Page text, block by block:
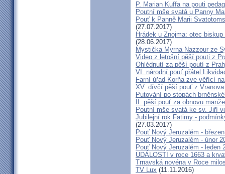
P. Marian Kuffa na pouti
Poutní mše svatá u Panny
Pouť k Panně Marii
(27.07.2017)
Hrádek u Znojma: otec
(28.06.2017)
Mystička Myrna Nazzour ze
Video z letošní pěší pouti z
Ohlédnutí za pěší poutí z
VI. národní pouť přátel
Farní úřad Korňa zve věřící
XV. dívčí pěší pouť z
Putování po stopách
II. pěší pouť za obnovu
Poutní mše svatá ke sv. Jiří
Jubilejní rok Fatimy -
(27.03.2017)
Pouť Nový Jeruzalém -
Pouť Nový Jeruzalém - únor
Pouť Nový Jeruzalém - leden
UDÁLOSTI v roce 1663 a
Trnavská novéna v Roce
TV Lux (11.11.2016)